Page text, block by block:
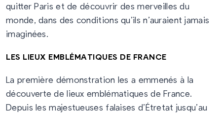
quitter Paris et de découvrir des merveilles du
monde, dans des conditions qu’ils n’auraient jamais
imaginées.
LES LIEUX EMBLÉMATIQUES DE FRANCE
La première démonstration les a emmenés à la
découverte de lieux emblématiques de France.
Depuis les majestueuses falaises d’Étretat jusqu’au